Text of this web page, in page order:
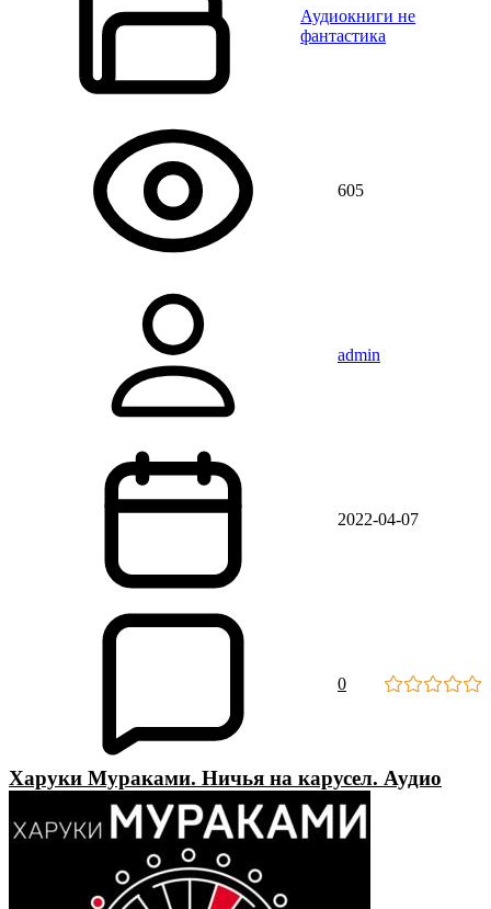
Аудиокниги не
фантастика
605
admin
2022-04-07
0
Харуки Мураками. Ничья на карусел. Аудио